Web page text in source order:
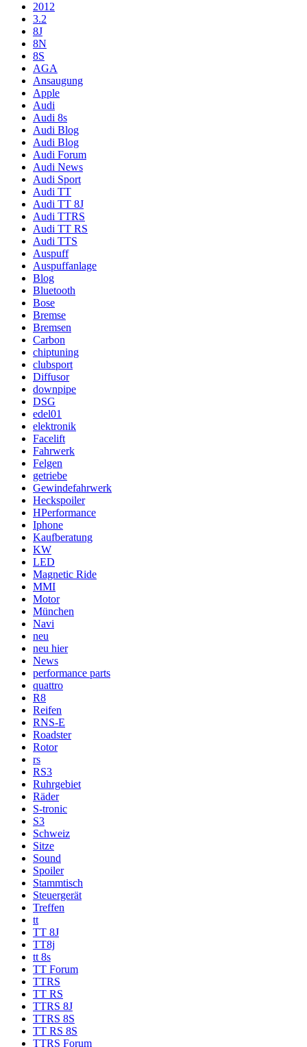
2012
3.2
8J
8N
8S
AGA
Ansaugung
Apple
Audi
Audi 8s
Audi Blog
Audi Blog
Audi Forum
Audi News
Audi Sport
Audi TT
Audi TT 8J
Audi TTRS
Audi TT RS
Audi TTS
Auspuff
Auspuffanlage
Blog
Bluetooth
Bose
Bremse
Bremsen
Carbon
chiptuning
clubsport
Diffusor
downpipe
DSG
edel01
elektronik
Facelift
Fahrwerk
Felgen
getriebe
Gewindefahrwerk
Heckspoiler
HPerformance
Iphone
Kaufberatung
KW
LED
Magnetic Ride
MMI
Motor
München
Navi
neu
neu hier
News
performance parts
quattro
R8
Reifen
RNS-E
Roadster
Rotor
rs
RS3
Ruhrgebiet
Räder
S-tronic
S3
Schweiz
Sitze
Sound
Spoiler
Stammtisch
Steuergerät
Treffen
tt
TT 8J
TT8j
tt 8s
TT Forum
TTRS
TT RS
TTRS 8J
TTRS 8S
TT RS 8S
TTRS Forum